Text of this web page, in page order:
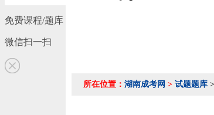
免费课程/题库
微信扫一扫
所在位置： 湖南成考网 > 试题题库 >